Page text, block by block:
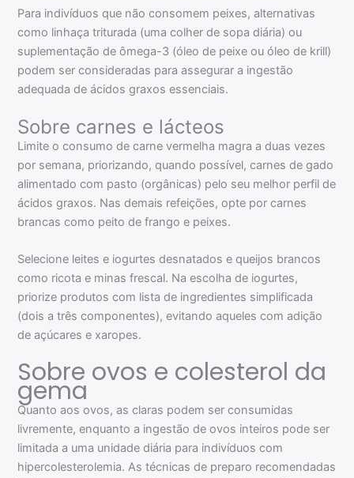
Para indivíduos que não consomem peixes, alternativas
como linhaça triturada (uma colher de sopa diária) ou
suplementação de ômega-3 (óleo de peixe ou óleo de krill)
podem ser consideradas para assegurar a ingestão
adequada de ácidos graxos essenciais.
Sobre carnes e lácteos
Limite o consumo de carne vermelha magra a duas vezes
por semana, priorizando, quando possível, carnes de gado
alimentado com pasto (orgânicas) pelo seu melhor perfil de
ácidos graxos. Nas demais refeições, opte por carnes
brancas como peito de frango e peixes.
Selecione leites e iogurtes desnatados e queijos brancos
como ricota e minas frescal. Na escolha de iogurtes,
priorize produtos com lista de ingredientes simplificada
(dois a três componentes), evitando aqueles com adição
de açúcares e xaropes.
Sobre ovos e colesterol da
gema
Quanto aos ovos, as claras podem ser consumidas
livremente, enquanto a ingestão de ovos inteiros pode ser
limitada a uma unidade diária para indivíduos com
hipercolesterolemia. As técnicas de preparo recomendadas